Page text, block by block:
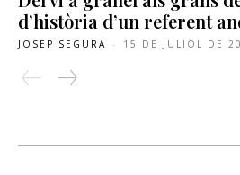
d’història d’un referent
JOSEP SEGURA - 15 DE JULIOL DE